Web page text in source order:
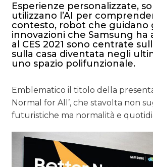
Esperienze personalizzate,
utilizzano l’AI per
contesto, robot che guidano
innovazioni che Samsung ha
al CES 2021 sono centrate
sulla casa diventata negli
uno spazio polifunzionale.
Emblematico il titolo della
Normal for All’, che stavolta non
futuristiche ma normalità e